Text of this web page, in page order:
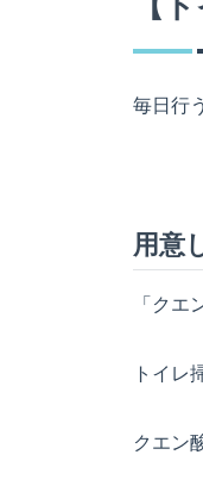
毎日行
用意
「クエ
トイレ
クエン